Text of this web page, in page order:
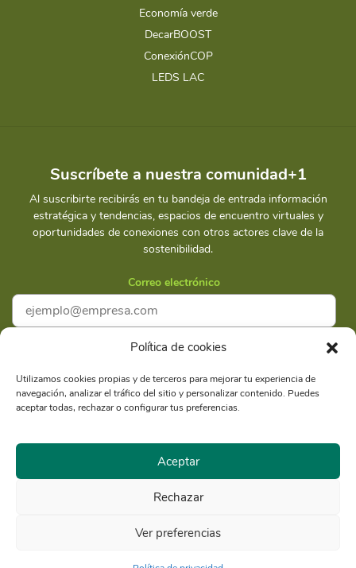
Política de cookies
Utilizamos cookies propias y de terceros para mejorar tu experiencia de
navegación, analizar el tráfico del sitio y personalizar contenido. Puedes
aceptar todas, rechazar o configurar tus preferencias.
Aceptar
Rechazar
Ver preferencias
Economía verde
DecarBOOST
ConexiónCOP
LEDS LAC
Suscríbete a nuestra comunidad+1
Al suscribirte recibirás en tu bandeja de entrada información
estratégica y tendencias, espacios de encuentro virtuales y
oportunidades de conexiones con otros actores clave de la
sostenibilidad.
Correo electrónico
Acepto laPolítica de privacidad
Suscríbete
Razón Social: Libélula Comunicación Ambiente y